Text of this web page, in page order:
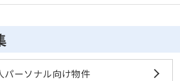
パーソナル向け物件